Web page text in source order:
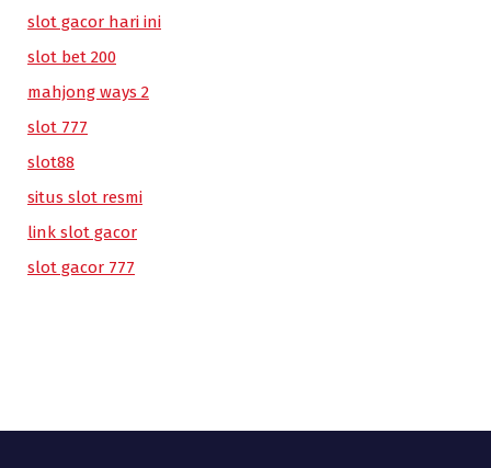
slot gacor hari ini
slot bet 200
mahjong ways 2
slot 777
slot88
situs slot resmi
link slot gacor
slot gacor 777